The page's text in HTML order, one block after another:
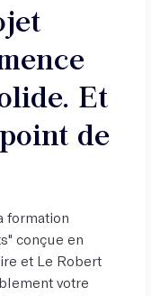
Et
de
formation
conçue en
et Le Robert
votre